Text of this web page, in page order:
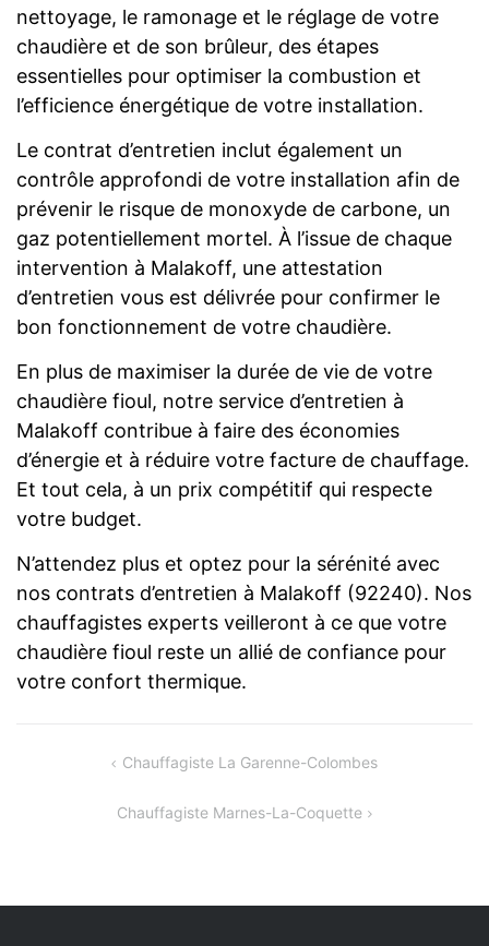
nettoyage, le ramonage et le réglage de votre
chaudière et de son brûleur, des étapes
essentielles pour optimiser la combustion et
l’efficience énergétique de votre installation.
Le contrat d’entretien inclut également un
contrôle approfondi de votre installation afin de
prévenir le risque de monoxyde de carbone, un
gaz potentiellement mortel. À l’issue de chaque
intervention à Malakoff, une attestation
d’entretien vous est délivrée pour confirmer le
bon fonctionnement de votre chaudière.
En plus de maximiser la durée de vie de votre
chaudière fioul, notre service d’entretien à
Malakoff contribue à faire des économies
d’énergie et à réduire votre facture de chauffage.
Et tout cela, à un prix compétitif qui respecte
votre budget.
N’attendez plus et optez pour la sérénité avec
nos contrats d’entretien à Malakoff (92240). Nos
chauffagistes experts veilleront à ce que votre
chaudière fioul reste un allié de confiance pour
votre confort thermique.
NavigationChauffagiste La Garenne-Colombes
Chauffagiste Marnes-La-Coquette